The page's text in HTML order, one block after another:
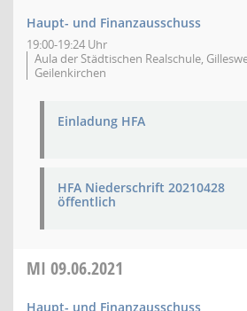
Haupt- und Finanzausschuss
19:00-19:24 Uhr
Aula der Städtischen Realschule,
Geilenkirchen
Einladung HFA
HFA Niederschrift 20210428
öffentlich
MI 09.06.2021
Haupt- und Finanzausschuss